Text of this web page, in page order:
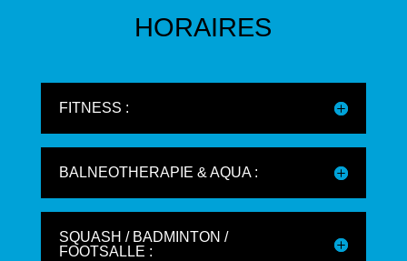
HORAIRES
FITNESS :
BALNEOTHERAPIE & AQUA :
SQUASH / BADMINTON /
FOOTSALLE :